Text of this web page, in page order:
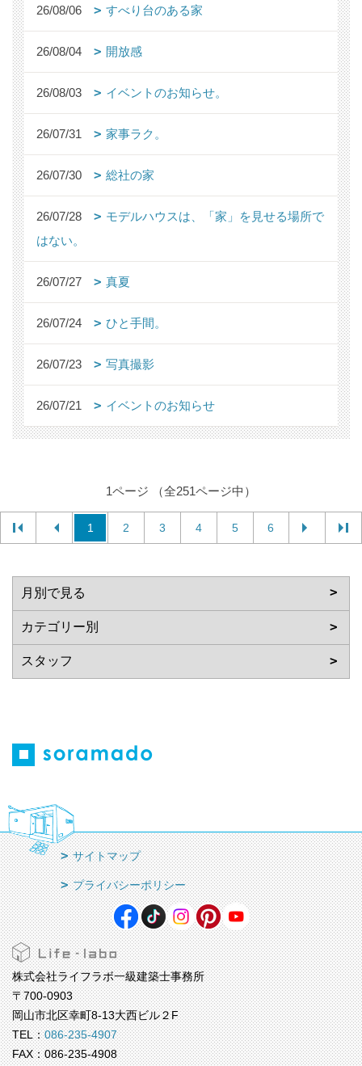
26/08/06 すべり台のある家
26/08/04 開放感
26/08/03 イベントのお知らせ。
26/07/31 家事ラク。
26/07/30 総社の家
26/07/28
モデルハウスは、「家」を見せる場所で
はない。
26/07/27 真夏
26/07/24 ひと手間。
26/07/23 写真撮影
26/07/21 イベントのお知らせ
1ページ （全251ページ中）
1 2 3 4 5 6
サイトマップ
プライバシーポリシー
株式会社ライフラボ一級建築士事務所
〒700-0903
岡山市北区幸町8-13大西ビル２F
TEL：086-235-4907
FAX：086-235-4908